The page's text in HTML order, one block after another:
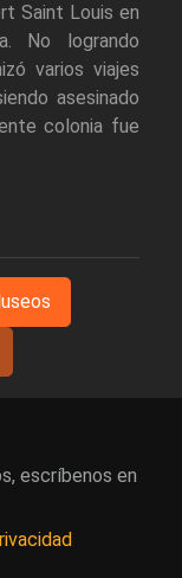
Saint Louis en
No logrando
varios viajes
asesinado
colonia fue
escríbenos en